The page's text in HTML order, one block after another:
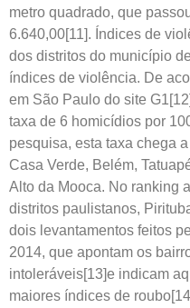
metro quadrado, que
6.640,00[11]. Índices de
dos distritos do município
índices de violência. De
em São Paulo do site
taxa de 6 homicídios por
pesquisa, esta taxa chega
Casa Verde, Belém,
Alto da Mooca. No ranking
distritos paulistanos,
dois levantamentos feitos
2014, que apontam os
intoleráveis[13]e indicam
maiores índices de